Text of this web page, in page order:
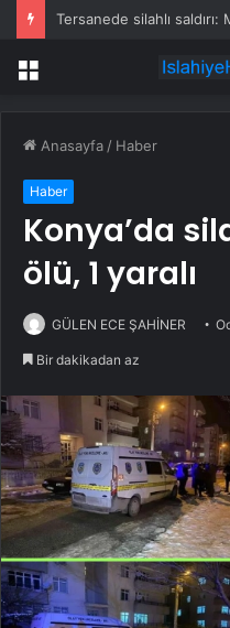
Menü
Anasayfa / Haber
Haber
Konya’da
ölü, 1 yaralı
GÜLEN ECE ŞAHİNER
Bir dakikadan az